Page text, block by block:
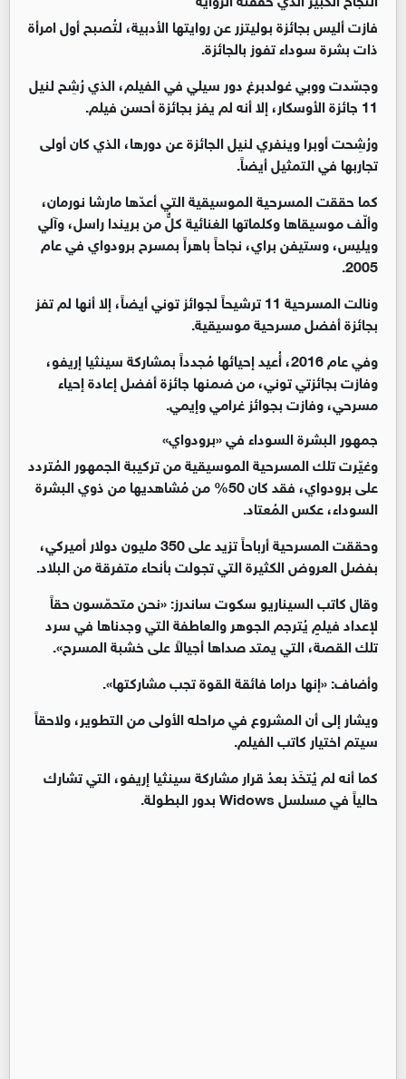
فازت أليس بجائزة بوليتزر عن روايتها الأدبية، لتُصبح أول امرأة
ذات بشرة سوداء تفوز بالجائزة.
وجسّدت ووبي غولدبرغ دور سيلي في الفيلم، الذي رُشِح لنيل
11 جائزة الأوسكار، إلا أنه لم يفز بجائزة أحسن فيلم.
ورُشِحت أوبرا وينفري لنيل الجائزة عن دورها، الذي كان أولى
تجاربها في التمثيل أيضاً.
كما حققت المسرحية الموسيقية التي أعدّها مارشا نورمان،
وألّف موسيقاها وكلماتها الغنائية كلٌّ من بريندا راسل، وآلي
ويليس، وستيفن براي، نجاحاً باهراً بمسرح برودواي في عام
2005.
ونالت المسرحية 11 ترشيحاً لجوائز توني أيضاً، إلا أنها لم تفز
بجائزة أفضل مسرحية موسيقية.
وفي عام 2016، أُعيد إحيائها مُجدداً بمشاركة سينثيا إريفو،
وفازت بجائزتي توني، من ضمنها جائزة أفضل إعادة إحياء
مسرحي، وفازت بجوائز غرامي وإيمي.
جمهور البشرة السوداء في «برودواي»
وغيّرت تلك المسرحية الموسيقية من تركيبة الجمهور المُتردد
على برودواي، فقد كان 50% من مُشاهديها من ذوي البشرة
السوداء، عكس المُعتاد.
وحققت المسرحية أرباحاً تزيد على 350 مليون دولار أميركي،
بفضل العروض الكثيرة التي تجولت بأنحاء متفرقة من البلاد.
وقال كاتب السيناريو سكوت ساندرز: «نحن متحمّسون حقاً
لإعداد فيلمٍ يُترجم الجوهر والعاطفة التي وجدناها في سرد
تلك القصة، التي يمتد صداها أجيالاً على خشبة المسرح».
وأضاف: «إنها دراما فائقة القوة تجب مشاركتها».
ويشار إلى أن المشروع في مراحله الأولى من التطوير، ولاحقاً
سيتم اختيار كاتب الفيلم.
كما أنه لم يُتخَذ بعدُ قرار مشاركة سينثيا إريفو، التي تشارك
حالياً في مسلسل Widows بدور البطولة.